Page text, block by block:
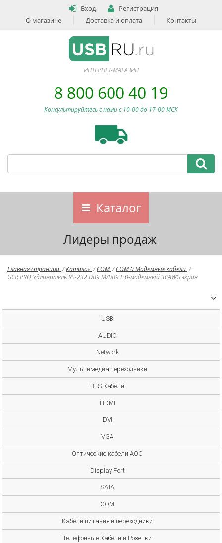
Вход
Регистрация
О магазине
Доставка и оплата Контакты
ИНТЕРНЕТ-МАГАЗИН
8 800 600 40 19
Консультируйтесь с нами c 10-00 до 17-00 МСК
Каталог
Лидеры продаж
Главная страница /Каталог / COM / COM 0 Модемные кабели /
GCR PRO Удлинитель RS-232 DB9 M/DB9 F 0-модемный 30AWG экран
USB
AUDIO
Network
Мультимедиа переходники
BLS Кабели
HDMI
DVI
VGA
Оптические кабели AOC
Display Port
SATA
COM
Кабели питания и переходники
Телефонные Кабели и Розетки